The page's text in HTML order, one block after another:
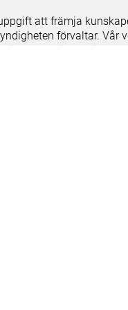
att främja
förvaltar. Vår
till de samlingar vi